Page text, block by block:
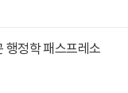
행정학 패스프레소